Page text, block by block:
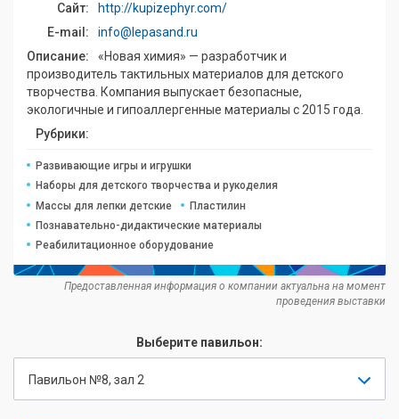
Сайт:
http://kupizephyr.com/
E-mail:
info@lepasand.ru
Описание:
«Новая химия» — разработчик и
производитель тактильных материалов для детского
творчества. Компания выпускает безопасные,
экологичные и гипоаллергенные материалы с 2015 года.
Рубрики:
Развивающие игры и игрушки
Наборы для детского творчества и рукоделия
Массы для лепки детские
Пластилин
Познавательно-дидактические материалы
Реабилитационное оборудование
Предоставленная информация о компании актуальна на момент
проведения выставки
Выберите павильон:
Павильон №8, зал 2